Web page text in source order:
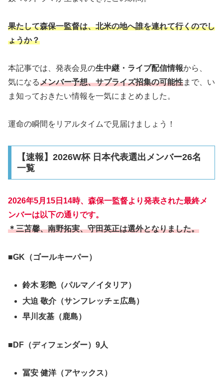
果たして森保一監督は、北米の地へ誰を連れて行くのでし
ょうか？
本記事では、発表会見の生中継・ライブ配信情報から、
気になるメンバー予想、サプライズ招集の可能性まで、い
ま知っておきたい情報を一気にまとめました。
運命の瞬間をリアルタイムで見届けましょう！
【速報】2026W杯 日本代表選出メンバー26名
一覧
2026年5月15日14時、森保一監督より発表された最終メ
ンバーは以下の通りです。
＊三苫馨、南野拓実、守田英正は選外となりました。
■GK（ゴールキーパー）
鈴木 彩艶（パルマ／イタリア）
大迫 敬介（サンフレッチェ広島）
早川友基（鹿島）
■DF（ディフェンダー）9人
冨安 健洋（アヤックス）